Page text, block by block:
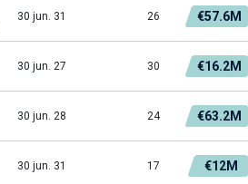
30 jun. 31 26 €57.6M
30 jun. 27 30 €16.2M
30 jun. 28 24 €63.2M
30 jun. 31 17 €12M